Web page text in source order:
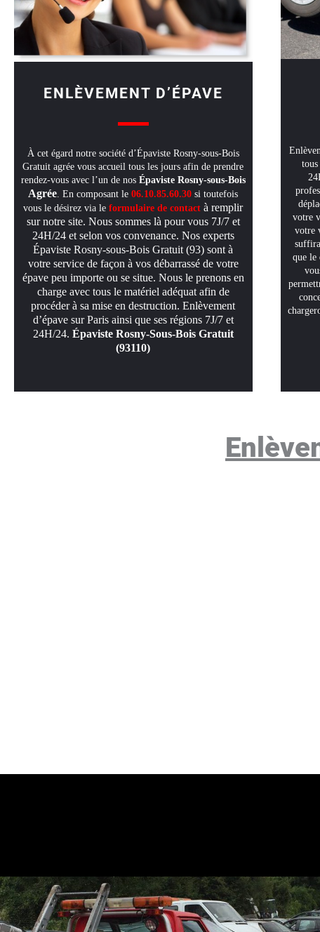
ENLÈVEMENT D’ÉPAVE
À cet égard notre société d’Épaviste Rosny-sous-Bois
Gratuit agrée vous accueil tous les jours afin de prendre
rendez-vous avec l’un de nos Épaviste Rosny-sous-Bois
Agrée . En composant le06.10.85.60.30 sitoutefois
vous le désirez via leformulaire de contact à remplir
sur notre site. Nous sommes là pour vous 7J/7 et
24H/24 et selon vos convenance. Nos experts
Épaviste Rosny-sous-Bois Gratuit (93) sont à
votre service de façon à vos débarrassé de votre
épave peu importe ou se situe. Nous le prenons en
charge avec tous le matériel adéquat afin de
procéder à sa mise en destruction. Enlèvement
d’épave sur Paris ainsi que ses régions 7J/7 et
24H/24. Épaviste Rosny-Sous-Bois Gratuit
(93110)
votre
votre
que le